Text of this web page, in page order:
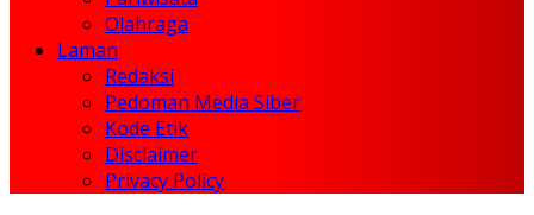
Olahraga
Laman
Redaksi
Pedoman Media Siber
Kode Etik
Disclaimer
Privacy Policy